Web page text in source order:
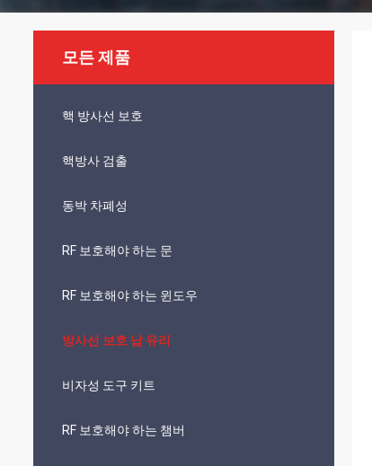
모든 제품
핵 방사선 보호
핵방사 검출
동박 차폐성
RF 보호해야 하는 문
RF 보호해야 하는 윈도우
방사선 보호 납 유리
비자성 도구 키트
RF 보호해야 하는 챔버